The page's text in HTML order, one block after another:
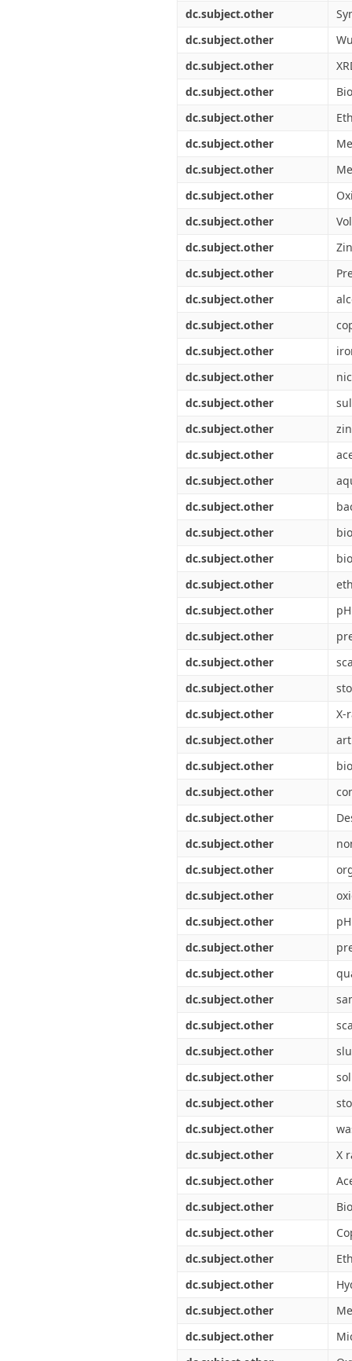
dc.subject.other
dc.subject.other
dc.subject.other
dc.subject.other
dc.subject.other
dc.subject.other
dc.subject.other
dc.subject.other
dc.subject.other
dc.subject.other
dc.subject.other
dc.subject.other
dc.subject.other
dc.subject.other
dc.subject.other
dc.subject.other
dc.subject.other
dc.subject.other
dc.subject.other
dc.subject.other
dc.subject.other
dc.subject.other
dc.subject.other
dc.subject.other
pH
dc.subject.other
dc.subject.other
dc.subject.other
dc.subject.other
X-
dc.subject.other
dc.subject.other
dc.subject.other
dc.subject.other
dc.subject.other
dc.subject.other
dc.subject.other
dc.subject.other
pH
dc.subject.other
dc.subject.other
dc.subject.other
dc.subject.other
dc.subject.other
dc.subject.other
dc.subject.other
dc.subject.other
dc.subject.other
X
dc.subject.other
dc.subject.other
dc.subject.other
dc.subject.other
dc.subject.other
dc.subject.other
dc.subject.other